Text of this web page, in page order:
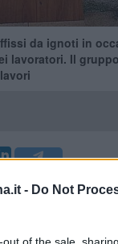
- Do Not
da ignoti in
lavoratori. Il
E' iniziato il
comunale di via dei
ex scuole Volano